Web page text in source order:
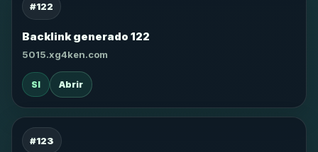
#122
Backlink generado 122
5015.xg4ken.com
SI Abrir
#123